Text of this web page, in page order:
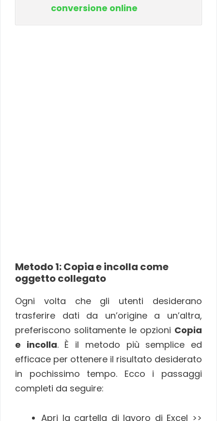
conversione online
Metodo 1: Copia e incolla come
oggetto collegato
Ogni volta che gli utenti desiderano
trasferire dati da un’origine a un’altra,
preferiscono solitamente le opzioni Copia
e incolla. È il metodo più semplice ed
efficace per ottenere il risultato desiderato
in pochissimo tempo. Ecco i passaggi
completi da seguire:
Apri la cartella di lavoro di Excel >>